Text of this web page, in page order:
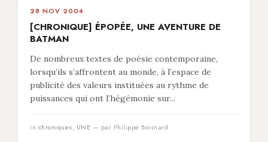
28 NOV 2004
[CHRONIQUE] ÉPOPÉE, UNE AVENTURE DE
BATMAN
De nombreux textes de poésie contemporaine,
lorsqu’ils s’affrontent au monde, à l’espace de
publicité des valeurs instituées au rythme de
puissances qui ont l’hégémonie sur...
in chroniques, UNE — par Philippe Boisnard